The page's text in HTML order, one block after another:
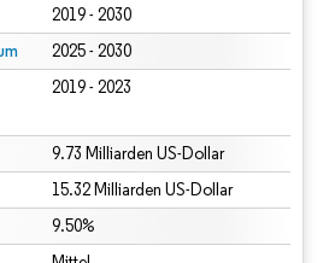
2019 - 2030
2025 - 2030
2019 - 2023
9.73 Milliarden US-Dollar
15.32 Milliarden US-Dollar
9.50%